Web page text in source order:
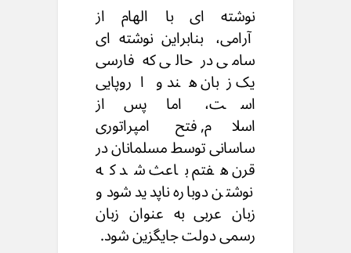
نوشته ای با الهام از
آرامی، بنابراین نوشته ای
سامی در حالیکه فارسی
یک زبان هند و اروپایی
است، اما پس از
اسلام,فتح امپراتوری
ساسانی توسط مسلماناندر
قرن هفتم باعث شد که
نوشتن دوباره ناپدید شودو
زبان عربی به عنوان زبان
رسمی دولت جایگزین شود.